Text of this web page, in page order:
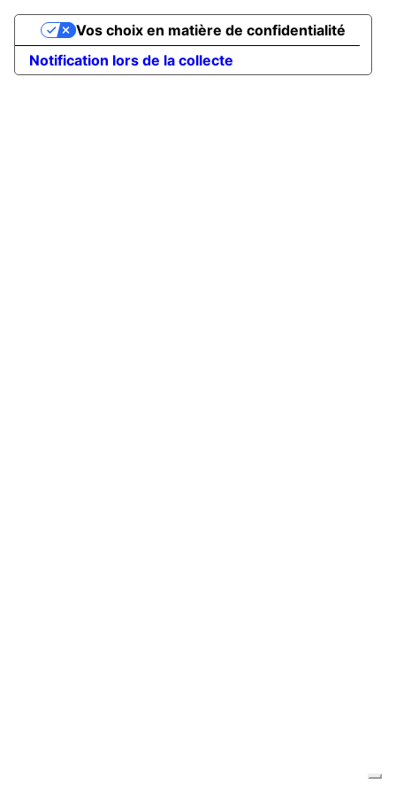
Notification lors de la collecte
Vos choix en matière de confidentialité